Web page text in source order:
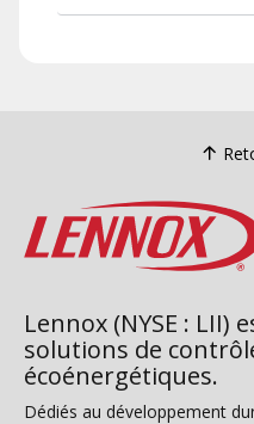
Lennox (NYSE : LII)
solutions de
écoénergétiques.
Dédiés au développement